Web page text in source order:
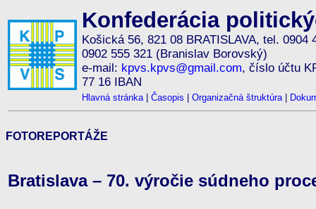
Konfederácia
Košická 56, 821 08 BRATISLAVA, tel. 0904
0902 555 321 (Branislav Borovský)
e-mail: kpvs.kpvs@gmail.com, číslo účtu
77 16 IBAN
Hlavná stránka| Časopis Organizačná štruktúra|
FOTOREPORTÁŽE
Bratislava – 70. výročie súdneho